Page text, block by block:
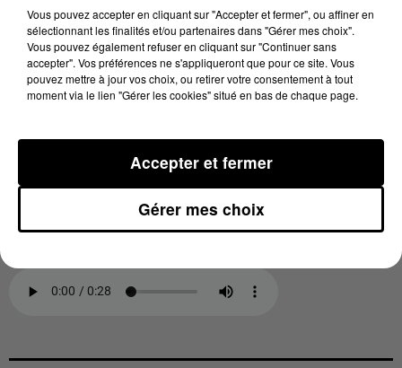
Toujours est-il que la Présidente du tribunal a parlé à
l'audience de"clientélisme"et même de"caisse noire"
Le matériel payé par la municipalité"atterrissait chez
lui"plaide le maire mais"restait à disposition des
administrés."L'élu connaît pourtant bien la loi, lui qui
communes. Le Procureur a réclamé 10 mois de
prison avec sursis et 10 ans d’inéligibilité. Me Guy
Debuisson, son avocat, trouve le réquisitoire du
Vous pouvez accepter en cliquant sur "Accepter et fermer", ou affiner en
sélectionnant les finalités et/ou partenaires dans "Gérer mes choix".
Vous pouvez également refuser en cliquant sur "Continuer sans
accepter". Vos préférences ne s'appliqueront que pour ce site. Vous
pouvez mettre à jour vos choix, ou retirer votre consentement à tout
moment via le lien "Gérer les cookies" situé en bas de chaque page.
Gérer mes choix
Accepter et fermer